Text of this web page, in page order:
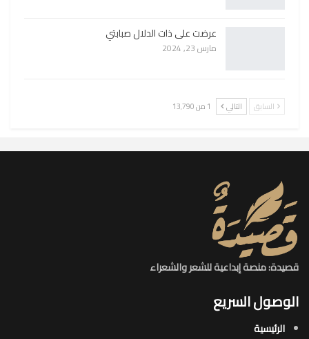
عرضت على ذات الدلال صبابتي
مارس 23, 2024
السابق التالي 1 من 13٬790
قصيدة: منصة إبداعية للشعر والشعراء
الوصول السريع
الرئيسية